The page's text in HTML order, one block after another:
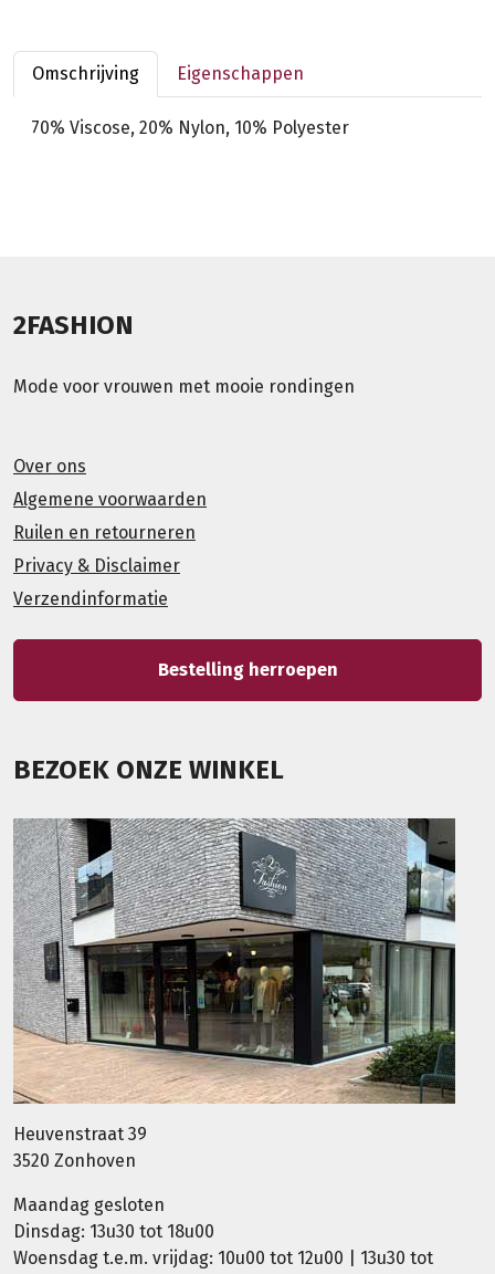
Omschrijving Eigenschappen
70% Viscose, 20% Nylon, 10% Polyester
2FASHION
Mode voor vrouwen met mooie rondingen
Over ons
Algemene voorwaarden
Ruilen en retourneren
Privacy & Disclaimer
Verzendinformatie
Bestelling herroepen
BEZOEK ONZE WINKEL
Heuvenstraat 39
3520 Zonhoven
Maandag gesloten
Dinsdag: 13u30 tot 18u00
Woensdag t.e.m. vrijdag: 10u00 tot 12u00 | 13u30 tot